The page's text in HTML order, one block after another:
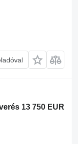
13 750 EUR